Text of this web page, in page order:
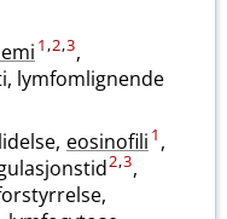
1,2,3,
lymfomlignende
eosinofili 1 ,
2,3,